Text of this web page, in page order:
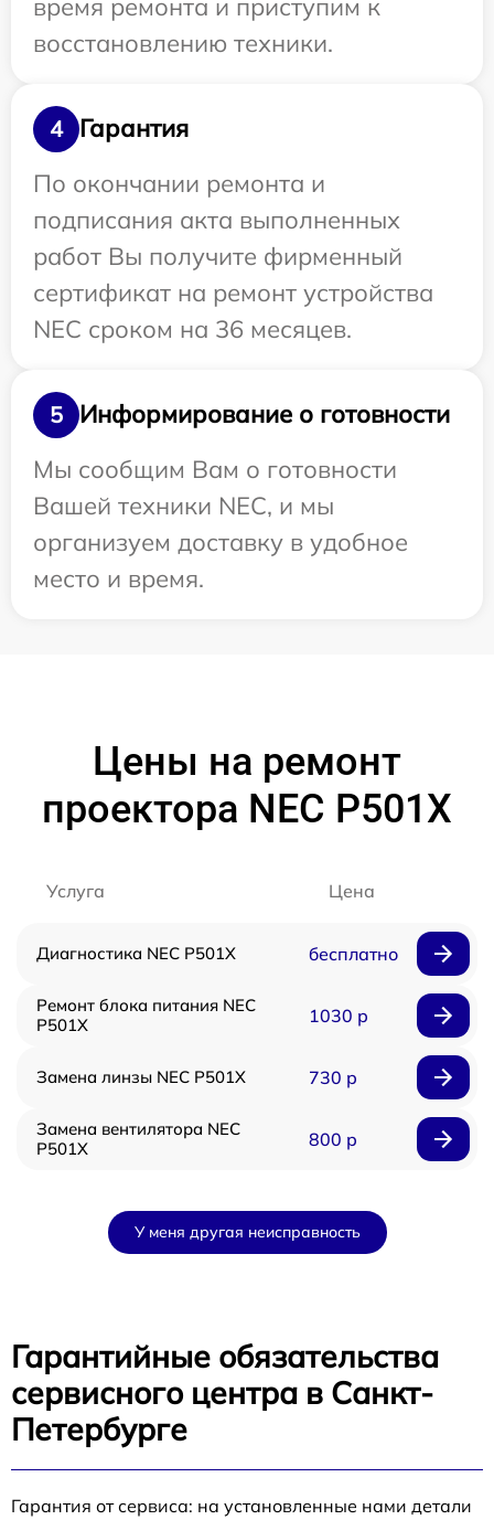
время ремонта и приступим к
восстановлению техники.
4
Гарантия
По окончании ремонта и
подписания акта выполненных
работ Вы получите фирменный
сертификат на ремонт устройства
NEC сроком на 36 месяцев.
5
Информирование о готовности
Мы сообщим Вам о готовности
Вашей техники NEC, и мы
организуем доставку в удобное
место и время.
Цены на ремонт
проектора NEC P501X
Услуга Цена
Диагностика NEC P501X бесплатно
Ремонт блока питания NEC
P501X
1030 р
Замена линзы NEC P501X 730 р
Замена вентилятора NEC
P501X
800 р
У меня другая неисправность
Гарантийные обязательства
сервисного центра в Санкт-
Петербурге
Гарантия от сервиса: на установленные нами детали